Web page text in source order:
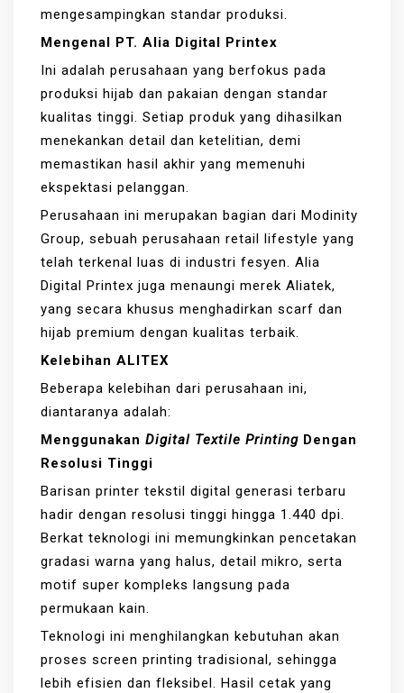
mengesampingkan standar produksi.
Mengenal PT. Alia Digital Printex
Ini adalah perusahaan yang berfokus pada
produksi hijab dan pakaian dengan standar
kualitas tinggi. Setiap produk yang dihasilkan
menekankan detail dan ketelitian, demi
memastikan hasil akhir yang memenuhi
ekspektasi pelanggan.
Perusahaan ini merupakan bagian dari Modinity
Group, sebuah perusahaan retail lifestyle yang
telah terkenal luas di industri fesyen. Alia
Digital Printex juga menaungi merek Aliatek,
yang secara khusus menghadirkan scarf dan
hijab premium dengan kualitas terbaik.
Kelebihan ALITEX
Beberapa kelebihan dari perusahaan ini,
diantaranya adalah:
Menggunakan Digital Textile Printing Dengan
Resolusi Tinggi
Barisan printer tekstil digital generasi terbaru
hadir dengan resolusi tinggi hingga 1.440 dpi.
Berkat teknologi ini memungkinkan pencetakan
gradasi warna yang halus, detail mikro, serta
motif super kompleks langsung pada
permukaan kain.
Teknologi ini menghilangkan kebutuhan akan
proses screen printing tradisional, sehingga
lebih efisien dan fleksibel. Hasil cetak yang